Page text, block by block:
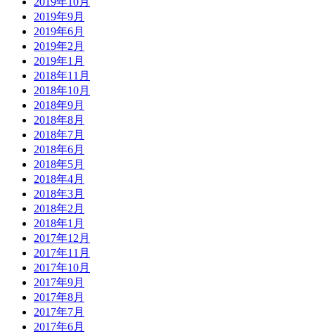
2019年9月
2019年6月
2019年2月
2019年1月
2018年11月
2018年10月
2018年9月
2018年8月
2018年7月
2018年6月
2018年5月
2018年4月
2018年3月
2018年2月
2018年1月
2017年12月
2017年11月
2017年10月
2017年9月
2017年8月
2017年7月
2017年6月